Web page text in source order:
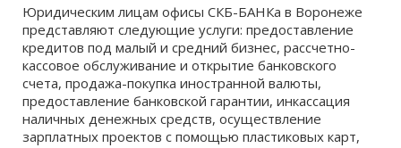
Юридическим лицам офисы СКБ-БАНКа в Воронеже
представляют следующие услуги: предоставление
кредитов под малый и средний бизнес, рассчетно-
кассовое обслуживание и открытие банковского
счета, продажа-покупка иностранной валюты,
предоставление банковской гарантии, инкассация
наличных денежных средств, осуществление
зарплатных проектов с помощью пластиковых карт,